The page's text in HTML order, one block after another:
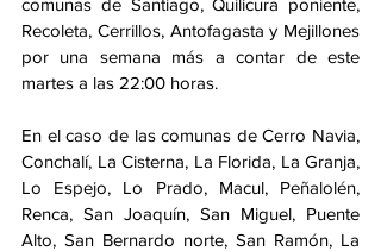
Recoleta, Cerrillos, Antofagasta y Mejillones
por una semana más a contar de este
martes a las 22:00 horas.
En el caso de las comunas de Cerro Navia,
Conchalí, La Cisterna, La Florida, La Granja,
Lo Espejo, Lo Prado, Macul, Peñalolén,
Renca, San Joaquín, San Miguel, Puente
Alto, San Bernardo norte, San Ramón, La